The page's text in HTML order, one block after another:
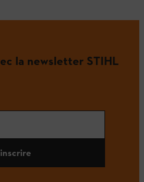
la newsletter STIHL